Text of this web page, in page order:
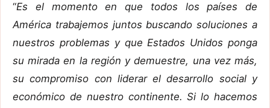
“Es el momento en que todos los países de
América trabajemos juntos buscando soluciones a
nuestros problemas y que Estados Unidos ponga
su mirada en la región y demuestre, una vez más,
su compromiso con liderar el desarrollo social y
económico de nuestro continente. Si lo hacemos